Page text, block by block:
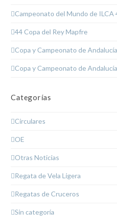
Campeonato del Mundo de ILCA
44 Copa del Rey Mapfre
Copa y Campeonato de
Copa y Campeonato de
Categorías
Circulares
OE
Otras Noticias
Regata de Vela Ligera
Regatas de Cruceros
Sin categoría